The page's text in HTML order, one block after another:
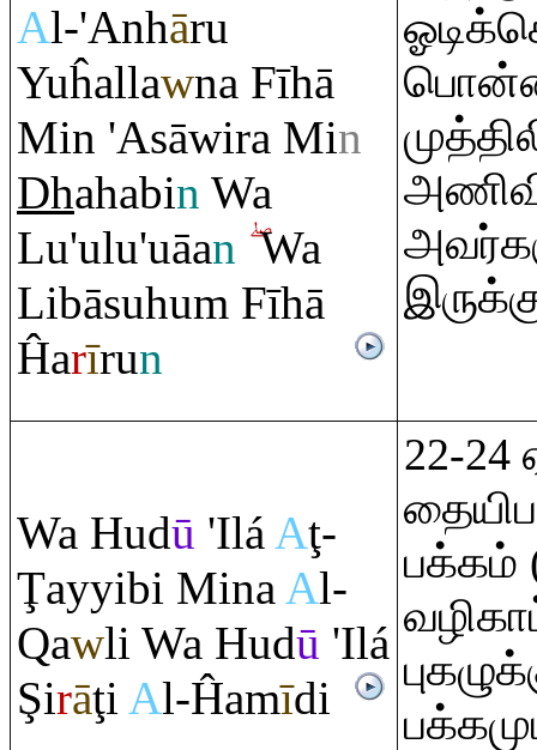
Al-'Anhāru
Yuĥallawna Fīhā
Min 'Asāwira Min
Dhahabin Wa
Lu'ulu'uāan Wa
Libāsuhum Fīhā
Ĥarīrun
Wa Hudū 'IláAţ-
Ţayyibi MinaAl-
Qawli Wa Hudū 'Ilá
Şirāţi Al-Ĥamīdi
22-
பக்கம்